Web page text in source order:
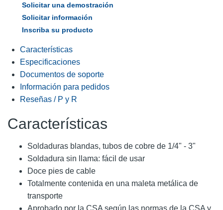
Solicitar una demostración
Solicitar información
Inscriba su producto
Características
Especificaciones
Documentos de soporte
Información para pedidos
Reseñas / P y R
Características
Soldaduras blandas, tubos de cobre de 1/4" - 3"
Soldadura sin llama: fácil de usar
Doce pies de cable
Totalmente contenida en una maleta metálica de
transporte
Aprobado por la CSA según las normas de la CSA y